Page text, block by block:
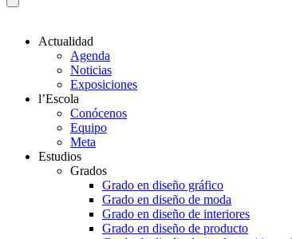
Actualidad
Agenda
Noticias
Exposiciones
l’Escola
Conócenos
Equipo
Meta
Estudios
Grados
Grado en diseño gráfico
Grado en diseño de moda
Grado en diseño de interiores
Grado en diseño de producto